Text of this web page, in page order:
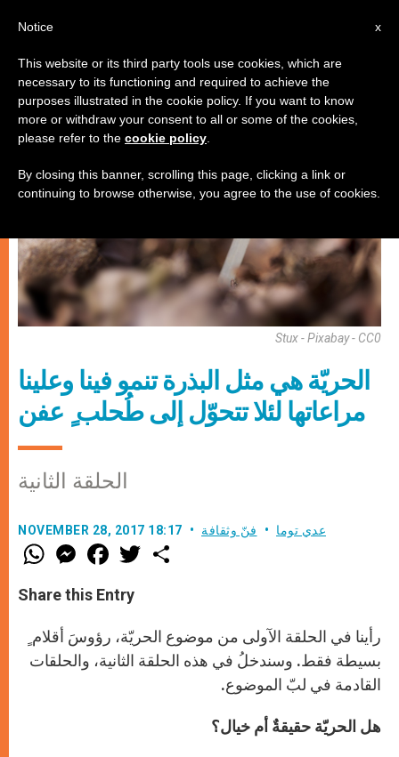
فنّ وثقافة
Stux - Pixabay - CC0
الحريّة هي مثل البذرة تنمو فينا وعلينا
مراعاتها لئلا تتحوّل إلى طُحلب ٍ عفن
الحلقة الثانية
NOVEMBER 28, 2017 18:17 عدي توما فنّ وثقافة
W
h
t
s
p
p
M
e
s
e
g
e
r
F
a
e
b
k
w
r
Share this Entry
رأينا في الحلقة الآولى من موضوع الحريّة، رؤوسَ أقلام ٍ
بسيطة فقط. وسندخلُ في هذه الحلقة الثانية، والحلقات
القادمة في لبّ الموضوع.
هل الحريّة حقيقةٌ أم خيال؟
x
Notice
This website or its third party tools use cookies, which are
necessary to its functioning and required to achieve the
purposes illustrated in the cookie policy. If you want to know
more or withdraw your consent to all or some of the cookies,
please refer to the cookie policy
By closing this banner, scrolling this page, clicking a link or
continuing to browse otherwise, you agree to the use of cookies.